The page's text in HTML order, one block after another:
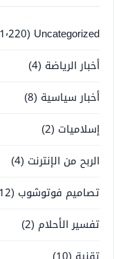
Uncategorized (1٬220)
أخبار الرياضة (4)
أخبار سياسية (8)
إسلاميات (2)
الربح من الإنترنت (4)
تصاميم فوتوشوب PSD
تفسير الأحلام (2)